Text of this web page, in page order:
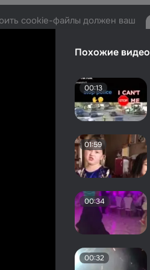
Похожие видео
00:13
01:59
00:34
00:32
cookie-файлы должен ваш